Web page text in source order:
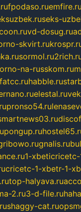
fpodaso.ruemfire.ru
seks-
vd-dosug.ru
skvirt.ru
sormol.ru
na-russkom.ru
habble.ru
elestal.ru
pronso54.ru
pongup.ru
gnalis.ru
1-
cricetc-1-xbetr-1-
top-halyava.ru
2.ru3-d-file.ru
shaggy-cat.ru